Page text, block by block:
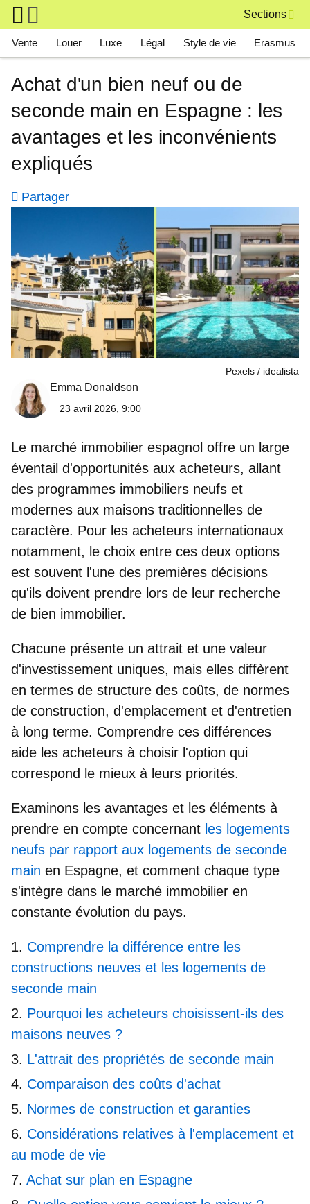
Skip to main content
Sections
Main navigation
Vente Louer Luxe Légal Style de vie Erasmus
Achat d'un bien neuf ou de
seconde main en Espagne : les
avantages et les inconvénients
expliqués
Partager
Pexels / idealista
Emma Donaldson
23 avril 2026, 9:00
Le marché immobilier espagnol offre un large
éventail d'opportunités aux acheteurs, allant
des programmes immobiliers neufs et
modernes aux maisons traditionnelles de
caractère. Pour les acheteurs internationaux
notamment, le choix entre ces deux options
est souvent l'une des premières décisions
qu'ils doivent prendre lors de leur recherche
de bien immobilier.
Chacune présente un attrait et une valeur
d'investissement uniques, mais elles diffèrent
en termes de structure des coûts, de normes
de construction, d'emplacement et d'entretien
à long terme. Comprendre ces différences
aide les acheteurs à choisir l'option qui
correspond le mieux à leurs priorités.
Examinons les avantages et les éléments à
prendre en compte concernant les logements
neufs par rapport aux logements de seconde
main en Espagne, et comment chaque type
s'intègre dans le marché immobilier en
constante évolution du pays.
Comprendre la différence entre les
constructions neuves et les logements de
seconde main
Pourquoi les acheteurs choisissent-ils des
maisons neuves ?
L'attrait des propriétés de seconde main
Comparaison des coûts d'achat
Normes de construction et garanties
Considérations relatives à l'emplacement et
au mode de vie
Achat sur plan en Espagne